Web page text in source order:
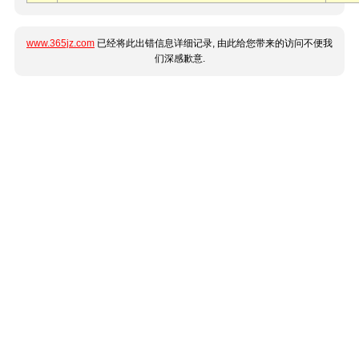
www.365jz.com 已经将此出错信息详细记录, 由此给您带来的访问不便我
们深感歉意.